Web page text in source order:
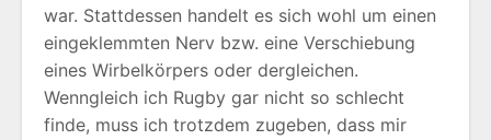
war. Stattdessen handelt es sich wohl um einen
eingeklemmten Nerv bzw. eine Verschiebung
eines Wirbelkörpers oder dergleichen.
Wenngleich ich Rugby gar nicht so schlecht
finde, muss ich trotzdem zugeben, dass mir